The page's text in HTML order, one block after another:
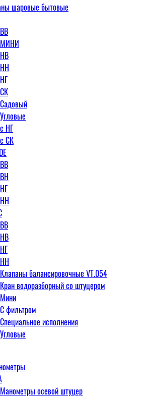
шаровые бытовые
ВВ
МИНИ
НВ
НН
НГ
СК
Садовый
Угловые
с НГ
с СК
ВВ
ВН
НГ
НН
ВВ
НВ
НГ
НН
Клапаны балансировочные VT.054
Кран водоразборный со штуцером
Мини
С фильтром
Специальное исполнения
Угловые
Манометры осевой штуцер